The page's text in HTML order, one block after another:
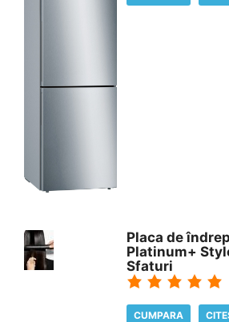
Placa de
Platinum+
Sfaturi
CUMPARA